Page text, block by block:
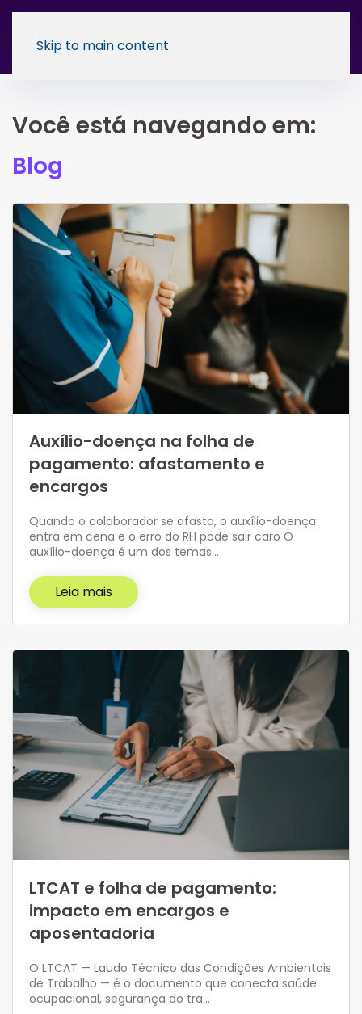
Skip to main content
Você está navegando em:
Blog
Auxílio-doença na folha de
pagamento: afastamento e
encargos
Quando o colaborador se afasta, o auxílio-doença
entra em cena e o erro do RH pode sair caro O
auxílio-doença é um dos temas…
Leia mais
LTCAT e folha de pagamento:
impacto em encargos e
aposentadoria
O LTCAT — Laudo Técnico das Condições Ambientais
de Trabalho — é o documento que conecta saúde
ocupacional, segurança do tra…